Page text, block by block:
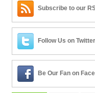
Subscribe to our
Follow Us on Twitter
Be Our Fan on